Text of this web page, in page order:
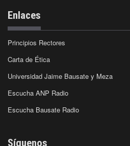
Enlaces
Principios Rectores
Carta de Ética
Universidad Jaime Bausate y Meza
Escucha ANP Radio
Escucha Bausate Radio
Síguenos